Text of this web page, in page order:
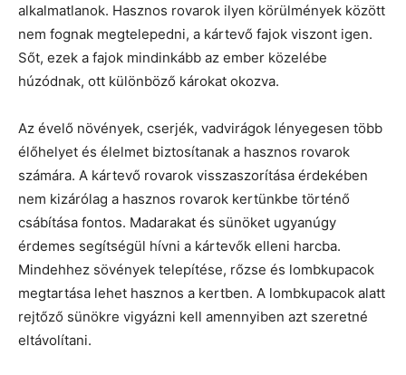
alkalmatlanok. Hasznos rovarok ilyen körülmények között
nem fognak megtelepedni, a kártevő fajok viszont igen.
Sőt, ezek a fajok mindinkább az ember közelébe
húzódnak, ott különböző károkat okozva.
Az évelő növények, cserjék, vadvirágok lényegesen több
élőhelyet és élelmet biztosítanak a hasznos rovarok
számára. A kártevő rovarok visszaszorítása érdekében
nem kizárólag a hasznos rovarok kertünkbe történő
csábítása fontos. Madarakat és sünöket ugyanúgy
érdemes segítségül hívni a kártevők elleni harcba.
Mindehhez sövények telepítése, rőzse és lombkupacok
megtartása lehet hasznos a kertben. A lombkupacok alatt
rejtőző sünökre vigyázni kell amennyiben azt szeretné
eltávolítani.